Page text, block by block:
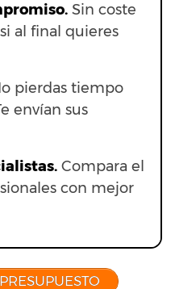
Sin coste
al final quieres
pierdas tiempo
envían sus
Compara el
con mejor